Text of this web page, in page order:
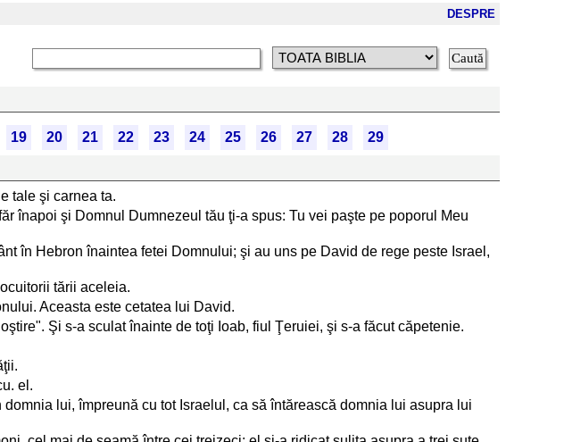
DESPRE
19 20 21 22 23 24 25 26 27 28
29
tale şi carnea ta.
înapoi şi Domnul Dumnezeul tău ţi-a spus: Tu vei paşte pe poporul Meu
în Hebron înaintea fetei Domnului; şi au uns pe David de rege peste Israel,
tării aceleia.
Aceasta este cetatea lui David.
Şi s-a sculat înainte de toţi Ioab, fiul Ţeruiei, şi s-a făcut căpetenie.
el.
lui, împreună cu tot Israelul, ca să întărească domnia lui asupra lui